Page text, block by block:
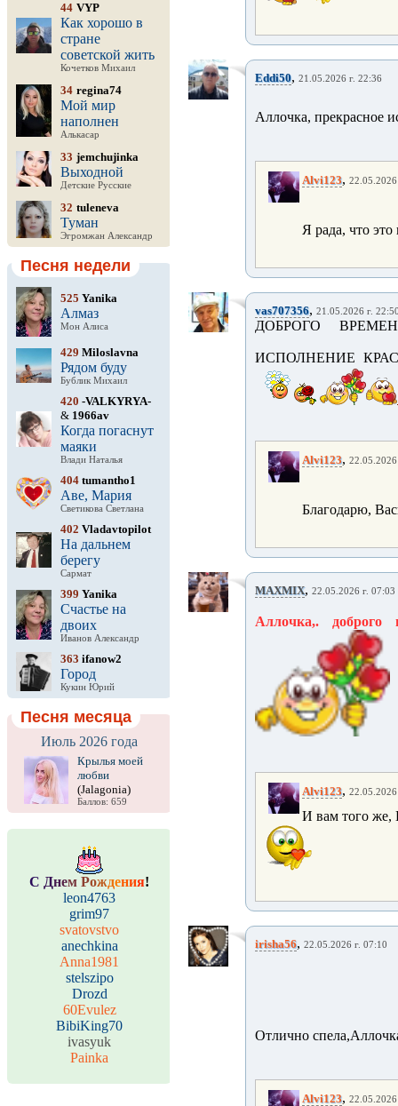
44 VYP
Как хорошо в
стране
советской жить
Кочетков Михаил
34 regina74
Мой мир
наполнен
Алькасар
33 jemchujinka
Выходной
Детские Русские
32 tuleneva
Туман
Эгромжан Александр
Песня недели
525 Yanika
Алмаз
Мон Алиса
429 Miloslavna
Рядом буду
Бублик Михаил
420 -VALKYRYA-
& 1966av
Когда погаснут
маяки
Влади Наталья
404 tumantho1
Аве, Мария
Светикова Светлана
402 Vladavtopilot
На дальнем
берегу
Сармат
399 Yanika
Счастье на
двоих
Иванов Александр
363 ifanow2
Город
Кукин Юрий
Песня месяца
Июль 2026 года
Крылья моей
любви
(Jalagonia)
Баллов: 659
С Днем Рождения!
leon4763
grim97
svatovstvo
anechkina
Anna1981
stelszipo
Drozd
60Evulez
BibiKing70
ivasyuk
Painka
Eddi50, 21.05.2026 г. 22:36
Аллочка, прекрасное
Alvi123,
Я рада, что
vas707356, 21.05.2026 г.
ДОБРОГО
ИСПОЛНЕНИЕ
Alvi123,
Благодарю,
MAXMIX, 22.05.2026 г. 07:03
Аллочка,. доброго
Alvi123,
И вам того же,
irisha56, 22.05.2026 г. 07:10
Отлично
Alvi123,